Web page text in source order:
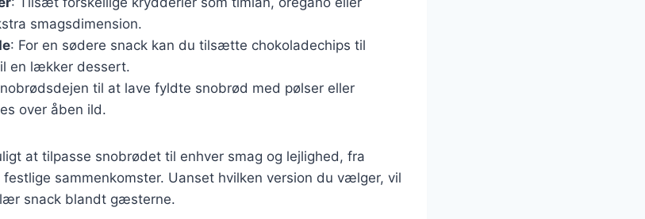
smagsdimension.
: For en sødere snack kan du tilsætte chokoladechips til
en lækker dessert.
til at lave fyldte snobrød med pølser eller
over åben ild.
at tilpasse snobrødet til enhver smag og lejlighed, fra
sammenkomster. Uanset hvilken version du vælger, vil
snack blandt gæsterne.